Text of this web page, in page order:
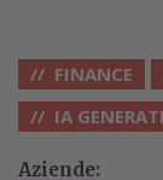
FINANCE
IA
Aziende: